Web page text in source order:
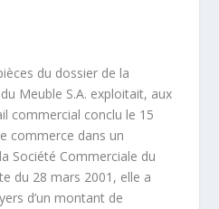
du dossier de la
Meuble S.A. exploitait, aux
commercial conclu le 15
commerce dans un
Société Commerciale du
du 28 mars 2001, elle a
d’un montant de